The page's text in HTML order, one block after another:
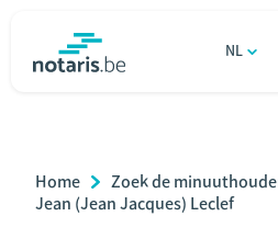
gaan
NL
Relatie & samenleven
Breadcrumb
Home
Zoek de
Jean (Jean Jacques) Leclef